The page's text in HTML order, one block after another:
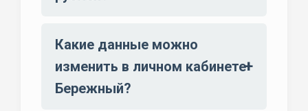
Какие данные можно
изменить в личном кабинете
Бережный?